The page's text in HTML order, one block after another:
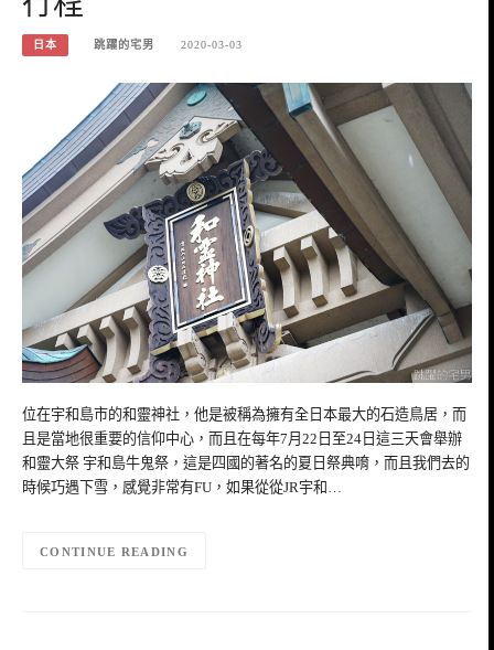
日本 跳躍的宅男 2020-03-03
位在宇和島市的和靈神社，他是被稱為擁有全日本最大的石造鳥居，而
且是當地很重要的信仰中心，而且在每年7月22日至24日這三天會舉辦
和靈大祭 宇和島牛鬼祭，這是四國的著名的夏日祭典唷，而且我們去的
時候巧遇下雪，感覺非常有FU，如果從從JR宇和…
CONTINUE READING